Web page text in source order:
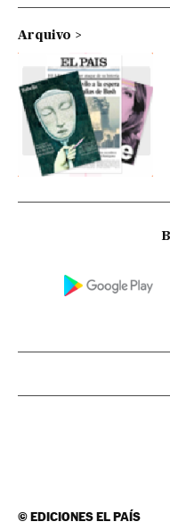
Arquivo
©EDICIONES EL PAÍS